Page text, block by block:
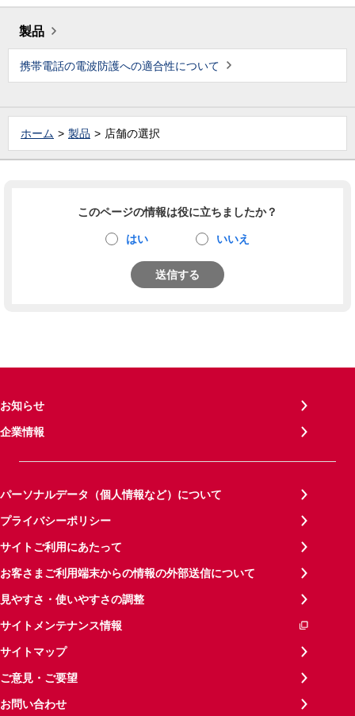
製品
携帯電話の電波防護への適合性について
ホーム 製品 店舗の選択
このページの情報は役に立ちましたか？
はい いいえ
送信する
お知らせ
企業情報
パーソナルデータ（個人情報など）について
プライバシーポリシー
サイトご利用にあたって
お客さまご利用端末からの情報の外部送信について
見やすさ・使いやすさの調整
サイトメンテナンス情報
サイトマップ
ご意見・ご要望
お問い合わせ